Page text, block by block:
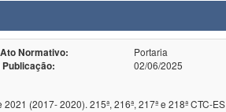
Normativo:
Portaria
Publicação:
02/06/2025
(2017- 2020). 215ª, 216ª, 217ª e 218ª CTC-ES